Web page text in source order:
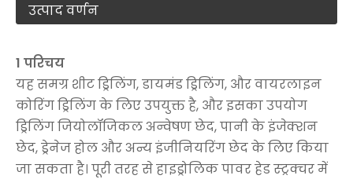
उत्पाद वर्णन
1 परिचय
यह समग्र शीट ड्रिलिंग, डायमंड ड्रिलिंग, और वायरलाइन
कोरिंग ड्रिलिंग के लिए उपयुक्त है, और इसका उपयोग
ड्रिलिंग जियोलॉजिकल अन्वेषण छेद, पानी के इंजेक्शन
छेद, ड्रेनेज होल और अन्य इंजीनियरिंग छेद के लिए किया
जा सकता है। पूरी तरह से हाइड्रोलिक पावर हेड स्ट्रक्चर में